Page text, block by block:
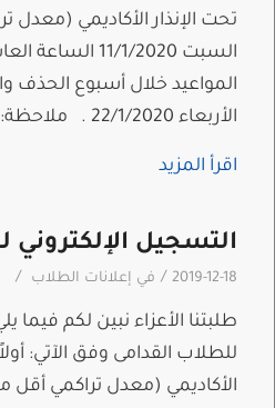
السبت 11/1/2020
المواعيد خلال أسبوع الحذف
الأربعاء 22/1/2020 . ملاحظة: يمكن […]
اقرأ المزيد
التسجيل الإلكتروني
2019-12-18
/ في إعلانات الطلاب /
طلبتنا الأعزاء نبين لكم فيما
للطلاب القدامى وفق الآتي: